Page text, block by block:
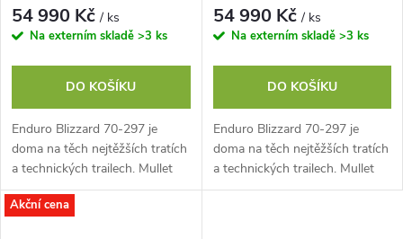
54 990 Kč/ ks
Na externím skladě >3 ks
DO KOŠÍKU
Enduro Blizzard 70-297 je
doma na těch nejtěžších tratích
a technických trailech. Mullet
set up 29 a 27,5“, podvozek
pružina/vzduch DVO se zdvihy
54 990 Kč/ ks
Na externím skladě >3 ks
DO KOŠÍKU
Enduro Blizzard 70-297 je
doma na těch nejtěžších tratích
a technických trailech. Mullet
set up 29 a 27,5“, podvozek
Akční cena